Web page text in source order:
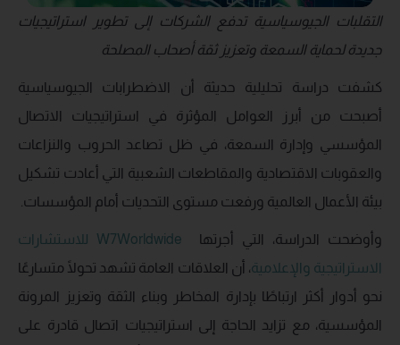
التقلبات الجيوسياسية تدفع الشركات إلى تطوير استراتيجيات
جديدة لحماية السمعة وتعزيز ثقة أصحاب المصلحة
كشفت دراسة تحليلية حديثة أن الاضطرابات الجيوسياسية
أصبحت من أبرز العوامل المؤثرة في استراتيجيات الاتصال
المؤسسي وإدارة السمعة، في ظل تصاعد الحروب والنزاعات
والعقوبات الاقتصادية والمقاطعات الشعبية التي أعادت تشكيل
بيئة الأعمال العالمية ورفعت مستوى التحديات أمام المؤسسات.
وأوضحت الدراسة، التي أجرتها W7Worldwide
للاستشارات
الاستراتيجية والإعلامية، أن العلاقات العامة تشهد تحولًا متسارعًا
نحو أدوار أكثر ارتباطًا بإدارة المخاطر وبناء الثقة وتعزيز المرونة
المؤسسية، مع تزايد الحاجة إلى استراتيجيات اتصال قادرة على